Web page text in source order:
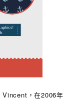
，在2006年